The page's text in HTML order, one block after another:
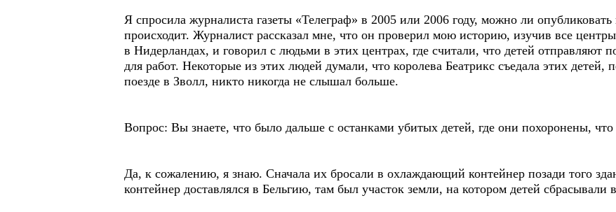
Я спросила журналиста газеты «Телеграф» в 2005 или 2006 году, можно ли
происходит. Журналист рассказал мне, что он проверил мою историю, изучив все
в Нидерландах, и говорил с людьми в этих центрах, где считали, что детей отправляют
для работ. Некоторые из этих людей думали, что королева Беатрикс съедала этих детей,
поезде в Зволл, никто никогда не слышал больше.
Вопрос: Вы знаете, что было дальше с останками убитых детей, где они похоронены,
Да, к сожалению, я знаю. Сначала их бросали в охлаждающий контейнер позади того
контейнер доставлялся в Бельгию, там был участок земли, на котором детей сбрасывали